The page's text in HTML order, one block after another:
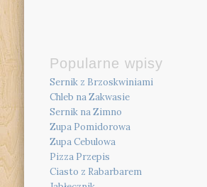
Popularne wpisy
Sernik z Brzoskwiniami
Chleb na Zakwasie
Sernik na Zimno
Zupa Pomidorowa
Zupa Cebulowa
Pizza Przepis
Ciasto z Rabarbarem